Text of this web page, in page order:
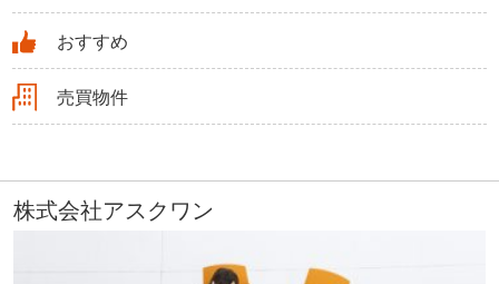
おすすめ
売買物件
株式会社アスクワン